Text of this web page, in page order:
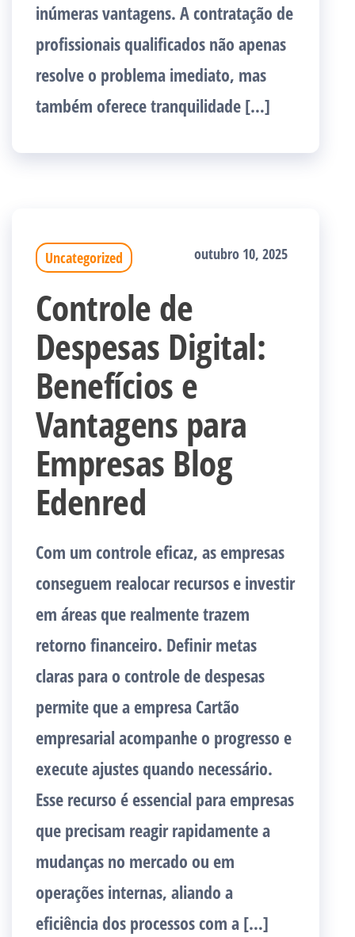
inúmeras vantagens. A contratação de
profissionais qualificados não apenas
resolve o problema imediato, mas
também oferece tranquilidade […]
Uncategorized outubro 10, 2025
Controle de
Despesas Digital:
Benefícios e
Vantagens para
Empresas Blog
Edenred
Com um controle eficaz, as empresas
conseguem realocar recursos e investir
em áreas que realmente trazem
retorno financeiro. Definir metas
claras para o controle de despesas
permite que a empresa Cartão
empresarial acompanhe o progresso e
execute ajustes quando necessário.
Esse recurso é essencial para empresas
que precisam reagir rapidamente a
mudanças no mercado ou em
operações internas, aliando a
eficiência dos processos com a […]